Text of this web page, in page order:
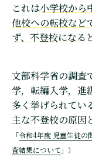
これは小学校から
他校への転校など
ず、不登校になる
文部科学省の調査
学，転編入学，進
多く挙げられてい
主な不登校の原因
「令和4年度 児童生徒の
査結果について 」）